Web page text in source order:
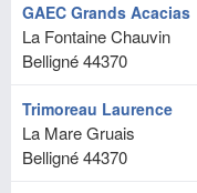
GAEC Grands Acacias
La Fontaine Chauvin
Belligné44370
Trimoreau Laurence
La Mare Gruais
Belligné44370